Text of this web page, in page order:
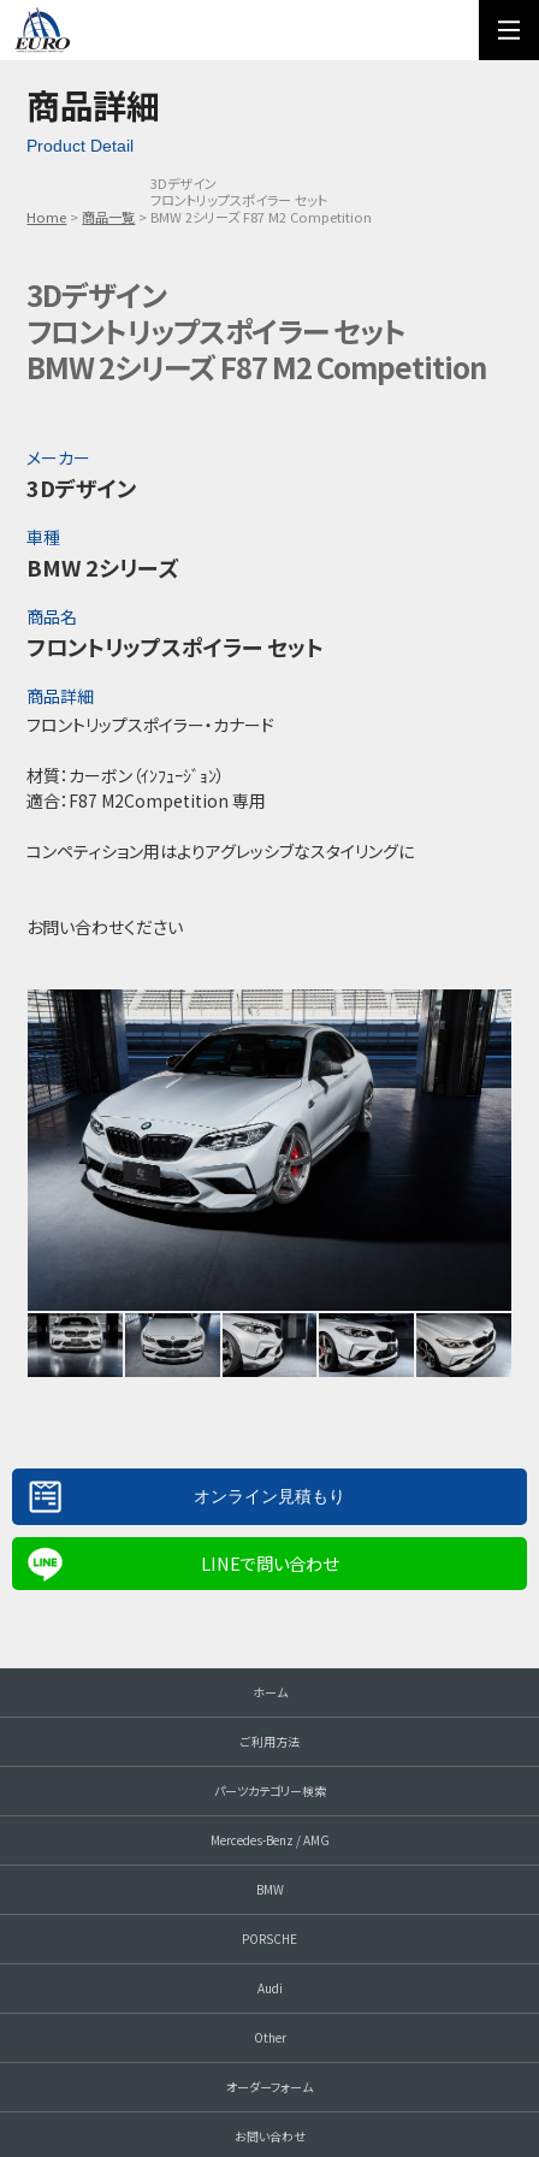
ご利用方法
メール問い合わせ
03-5674-7742
商品詳細
Product Detail
Home 商品一覧
3Dデザイン
フロントリップスポイラー セット
BMW 2シリーズ F87 M2 Competition
3Dデザイン
フロントリップスポイラー セット
BMW 2シリーズ F87 M2 Competition
メーカー
3Dデザイン
車種
BMW 2シリーズ
商品名
フロントリップスポイラー セット
商品詳細
フロントリップスポイラー・カナード
材質：カーボン（ｲﾝﾌｭｰｼﾞｮﾝ）
適合：F87 M2Competition 専用
コンペティション用はよりアグレッシブなスタイリングに
お問い合わせください
LINEで問い合わせ
ホーム
ご利用方法
パーツカテゴリー検索
Mercedes-Benz / AMG
BMW
PORSCHE
Audi
Other
オーダーフォーム
お問い合わせ